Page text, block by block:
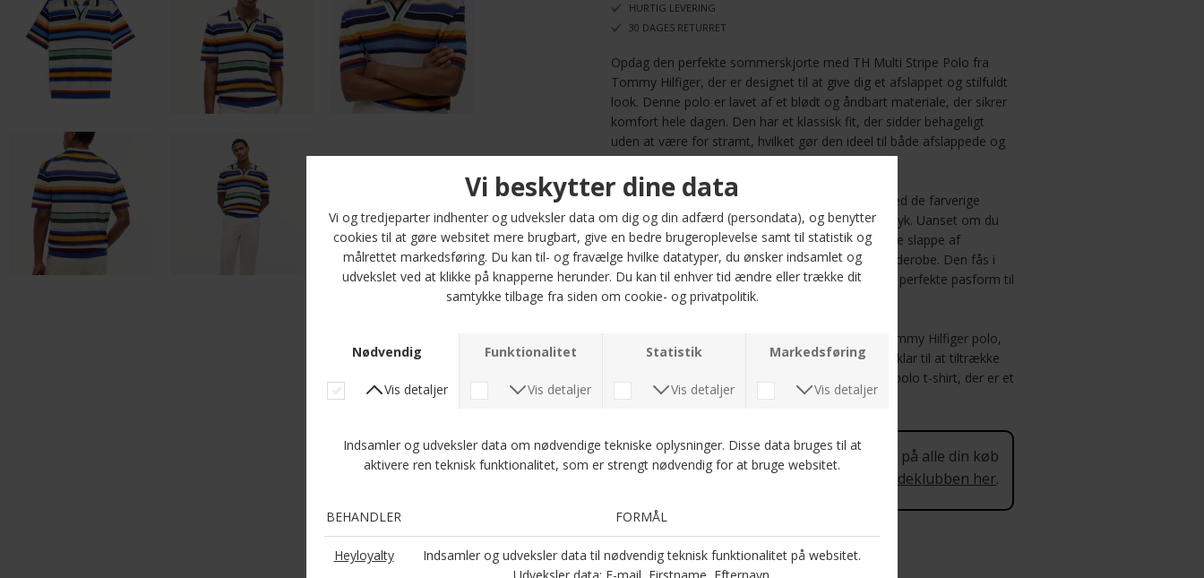
HURTIG LEVERING
30 DAGES RETURRET
Opdag den perfekte sommerskjorte med TH Multi Stripe Polo fra
Tommy Hilfiger, der er designet til at give dig et afslappet og stilfuldt
look. Denne polo er lavet af et blødt og åndbart materiale, der sikrer
komfort hele dagen. Den har et klassisk fit, der sidder behageligt
uden at være for stramt, hvilket gør den ideel til både afslappede og
mere formelle anledninger.
Den smukke farve C7F Regal Blue kombineret med de farverige
horisontale striber giver et friskt og moderne udtryk. Uanset om du
skal til en sommerfest, en picnic i parken eller bare slappe af
derhjemme, er denne polo et must-have i din garderobe. Den fås i
størrelserne M, L, XL og 2XL, så du kan finde den perfekte pasform til
din kropstype.
Tilføj et strejf af stil til dit herretøj med denne Tommy Hilfiger polo,
der kombinerer kvalitet og trendy design. Gør dig klar til at tiltrække
opmærksomhed med denne alsidige og stilfulde polo t-shirt, der er et
perfekt valg til varmere dage.
Optjen 5 procent rabat på alle din køb
Læs mere om Kundeklubben her.